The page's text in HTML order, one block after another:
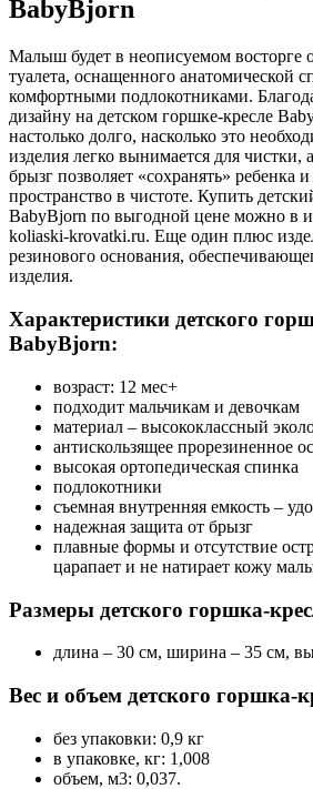
BabyBjorn
Малыш будет в неописуемом восторге
туалета, оснащенного анатомической
комфортными подлокотниками.
дизайну на детском горшке-кресле
настолько долго, насколько это
изделия легко вынимается для чистки,
брызг позволяет «сохранять» ребенка
пространство в чистоте. Купить
BabyBjorn по выгодной цене можно в
koliaski-krovatki.ru. Еще один плюс
резинового основания,
изделия.
Характеристики детского
BabyBjorn:
возраст: 12 мес+
подходит мальчикам и девочкам
материал – высококлассный
антискользящее прорезиненное
высокая ортопедическая спинка
подлокотники
съемная внутренняя емкость –
надежная защита от брызг
плавные формы и отсутствие
царапает и не натирает кожу
Размеры детского горшка-
длина – 30 см, ширина – 35 см,
Вес и объем детского горшка-
без упаковки: 0,9 кг
в упаковке, кг: 1,008
объем, м3: 0,037.